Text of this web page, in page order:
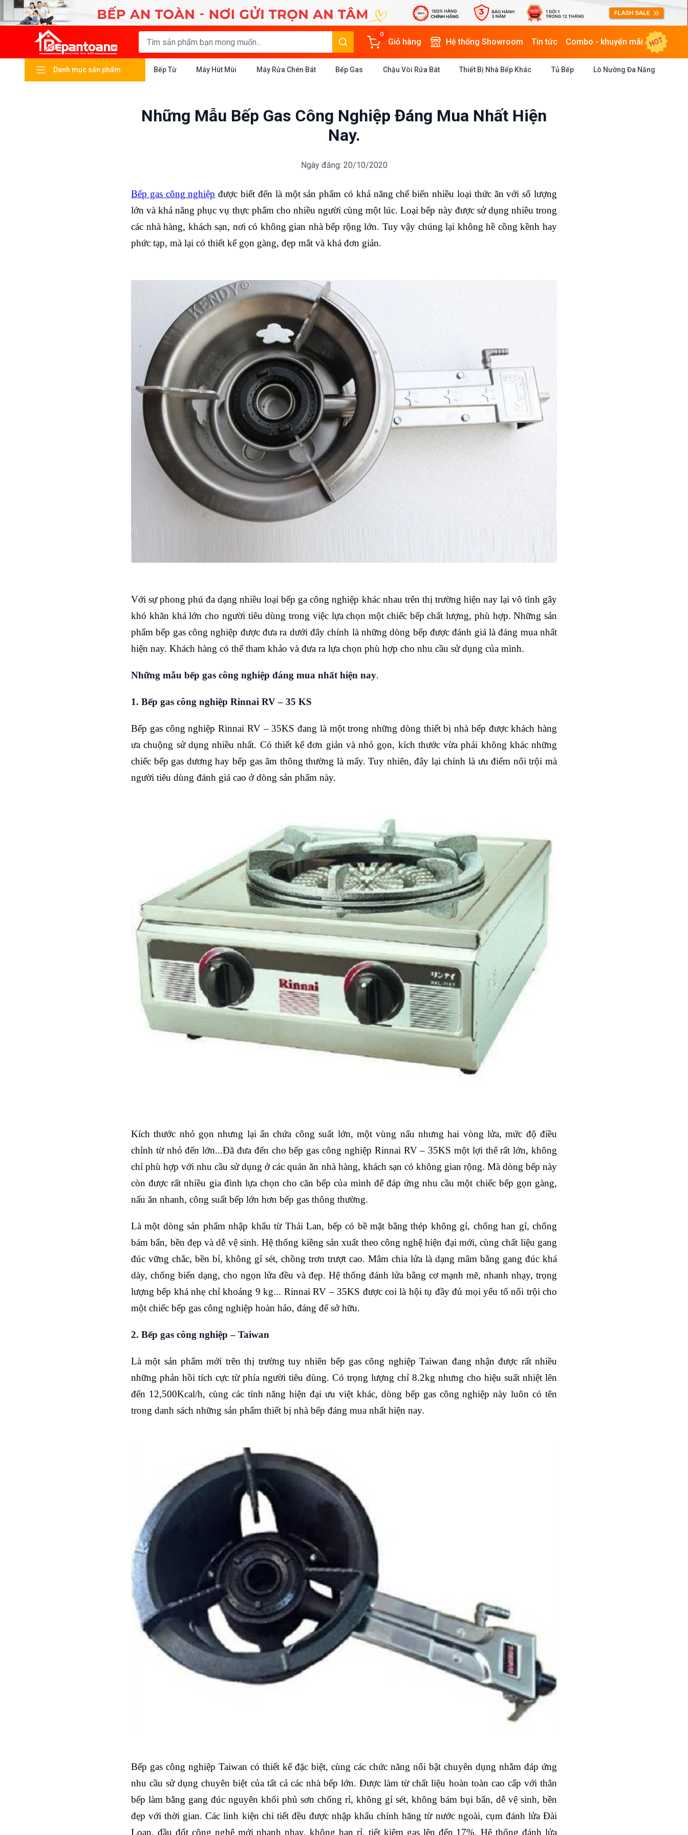
0
Giỏ hàng Hệ thống Showroom Tin tức Combo - khuyến mãi HOT
Danh mục sản phẩm Bếp Từ Máy Hút Mùi Máy Rửa Chén Bát Bếp Gas Chậu Vòi Rửa Bát Thiết Bị Nhà Bếp Khác Tủ Bếp Lò Nướng Đa Năng
Những Mẫu Bếp Gas Công Nghiệp Đáng Mua Nhất Hiện
Nay.
Ngày đăng: 20/10/2020
Bếp gas công nghiệp được biết đến là một sản phẩm có khả năng chế biến nhiều loại thức ăn với số lượng
lớn và khả năng phục vụ thực phẩm cho nhiều người cùng một lúc. Loại bếp này được sử dụng nhiều trong
các nhà hàng, khách sạn, nơi có không gian nhà bếp rộng lớn. Tuy vậy chúng lại không hề cồng kềnh hay
phức tạp, mà lại có thiết kế gọn gàng, đẹp mắt và khá đơn giản.
Với sự phong phú đa dạng nhiều loại bếp ga công nghiệp khác nhau trên thị trường hiện nay lại vô tình gây
khó khăn khá lớn cho người tiêu dùng trong việc lựa chọn một chiếc bếp chất lượng, phù hợp. Những sản
phẩm bếp gas công nghiệp được đưa ra dưới đây chính là những dòng bếp được đánh giá là đáng mua nhất
hiện nay. Khách hàng có thể tham khảo và đưa ra lựa chọn phù hợp cho nhu cầu sử dụng của mình.
Những mẫu bếp gas công nghiệp đáng mua nhất hiện nay.
1. Bếp gas công nghiệp Rinnai RV – 35 KS
Bếp gas công nghiệp Rinnai RV – 35KS đang là một trong những dòng thiết bị nhà bếp được khách hàng
ưa chuộng sử dụng nhiều nhất. Có thiết kế đơn giản và nhỏ gọn, kích thước vừa phải không khác những
chiếc bếp gas dương hay bếp gas âm thông thường là mấy. Tuy nhiên, đây lại chính là ưu điểm nổi trội mà
người tiêu dùng đánh giá cao ở dòng sản phẩm này.
Kích thước nhỏ gọn nhưng lại ẩn chứa công suất lớn, một vùng nấu nhưng hai vòng lửa, mức độ điều
chỉnh từ nhỏ đến lớn...Đã đưa đến cho bếp gas công nghiệp Rinnai RV – 35KS một lợi thế rất lớn, không
chỉ phù hợp với nhu cầu sử dụng ở các quán ăn nhà hàng, khách sạn có không gian rộng. Mà dòng bếp này
còn được rất nhiều gia đình lựa chọn cho căn bếp của mình để đáp ứng nhu cầu một chiếc bếp gọn gàng,
nấu ăn nhanh, công suất bếp lớn hơn bếp gas thông thường.
Là một dòng sản phẩm nhập khẩu từ Thái Lan, bếp có bề mặt bằng thép không gỉ, chống han gỉ, chống
bám bẩn, bền đẹp và dễ vệ sinh. Hệ thống kiềng sản xuất theo công nghệ hiện đại mới, cùng chất liệu gang
đúc vững chắc, bền bỉ, không gỉ sét, chồng trơn trượt cao. Mâm chia lửa là dạng mâm bằng gang đúc khá
dày, chống biến dạng, cho ngọn lửa đều và đẹp. Hệ thống đánh lửa bằng cơ mạnh mẽ, nhanh nhạy, trọng
lượng bếp khá nhẹ chỉ khoảng 9 kg... Rinnai RV – 35KS được coi là hội tụ đầy đủ mọi yếu tố nổi trội cho
một chiếc bếp gas công nghiệp hoàn hảo, đáng để sở hữu.
2. Bếp gas công nghiệp – Taiwan
Là một sản phẩm mới trên thị trường tuy nhiên bếp gas công nghiệp Taiwan đang nhận được rất nhiều
những phản hồi tích cực từ phía người tiêu dùng. Có trọng lượng chỉ 8.2kg nhưng cho hiệu suất nhiệt lên
đến 12,500Kcal/h, cùng các tính năng hiện đại ưu việt khác, dòng bếp gas công nghiệp này luôn có tên
trong danh sách những sản phẩm thiết bị nhà bếp đáng mua nhất hiện nay.
Bếp gas công nghiệp Taiwan có thiết kế đặc biệt, cùng các chức năng nổi bật chuyên dụng nhằm đáp ứng
nhu cầu sử dụng chuyên biệt của tất cả các nhà bếp lớn. Được làm từ chất liệu hoàn toàn cao cấp với thân
bếp làm bằng gang đúc nguyên khối phủ sơn chống rỉ, không gỉ sét, không bám bụi bẩn, dễ vệ sinh, bền
đẹp với thời gian. Các linh kiện chi tiết đều được nhập khẩu chính hãng từ nước ngoài, cụm đánh lửa Đài
Loan, đầu đốt công nghệ mới nhanh nhạy, không han rỉ, tiết kiệm gas lên đến 17%. Hệ thống đánh lửa